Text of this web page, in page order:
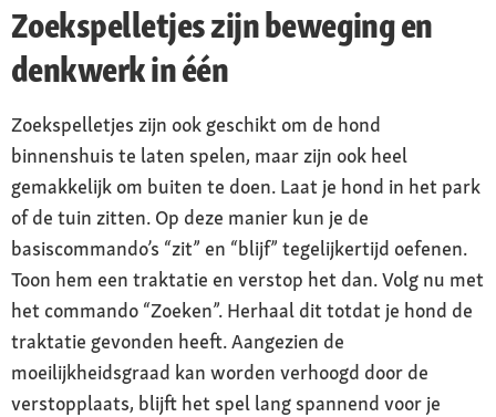
Zoekspelletjes zijn beweging en
denkwerk in één
Zoekspelletjes zijn ook geschikt om de hond
binnenshuis te laten spelen, maar zijn ook heel
gemakkelijk om buiten te doen. Laat je hond in het park
of de tuin zitten. Op deze manier kun je de
basiscommando’s “zit” en “blijf” tegelijkertijd oefenen.
Toon hem een traktatie en verstop het dan. Volg nu met
het commando “Zoeken”. Herhaal dit totdat je hond de
traktatie gevonden heeft. Aangezien de
moeilijkheidsgraad kan worden verhoogd door de
verstopplaats, blijft het spel lang spannend voor je